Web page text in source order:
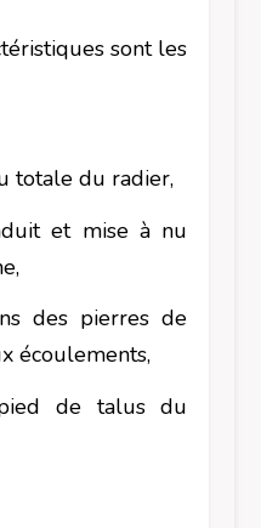
sont les
totale du radier,
et mise à nu
des pierres de
écoulements,
de talus du